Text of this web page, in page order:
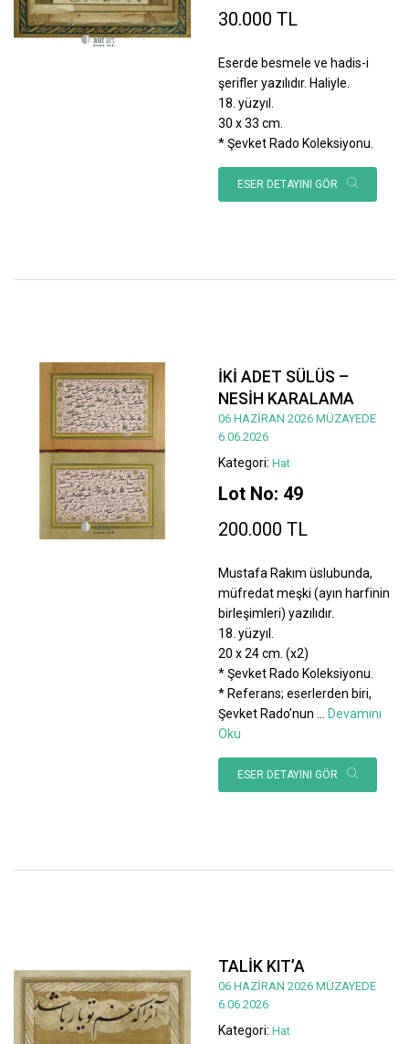
30.000 TL
Eserde besmele ve hadis-i
şerifler yazılıdır. Haliyle.
18. yüzyıl.
30 x 33 cm.
* Şevket Rado Koleksiyonu.
ESER DETAYINI GÖR
İKİ ADET SÜLÜS –
NESİH KARALAMA
06 HAZİRAN 2026 MÜZAYEDE
6.06.2026
Kategori: Hat
Lot No: 49
200.000 TL
Mustafa Rakım üslubunda,
müfredat meşki (ayın harfinin
birleşimleri) yazılıdır.
18. yüzyıl.
20 x 24 cm. (x2)
* Şevket Rado Koleksiyonu.
* Referans; eserlerden biri,
Şevket Rado’nun
Devamını
Oku
ESER DETAYINI GÖR
TALİK KIT’A
06 HAZİRAN 2026 MÜZAYEDE
6.06.2026
Kategori: Hat